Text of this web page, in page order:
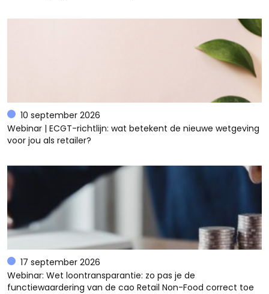
10 september 2026
Webinar | ECGT-richtlijn: wat betekent de nieuwe wetgeving
voor jou als retailer?
17 september 2026
Webinar: Wet loontransparantie: zo pas je de
functiewaardering van de cao Retail Non-Food correct toe